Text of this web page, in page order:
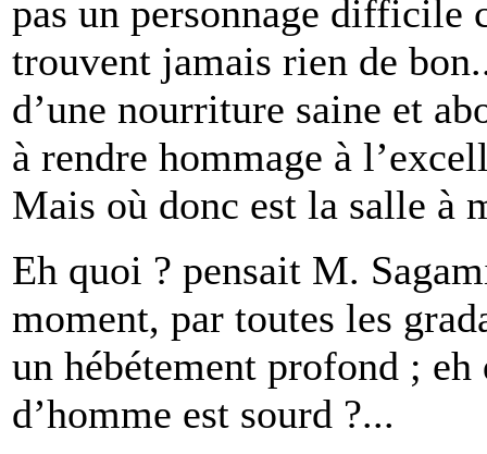
pas un personnage difficile
trouvent jamais rien de
d’une nourriture saine et
à rendre hommage à
Mais où donc est la salle à
Eh quoi ? pensait M.
moment, par toutes les
un hébétement profond ;
d’homme est sourd ?...